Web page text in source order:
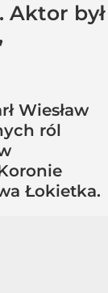
Aktor był
Wiesław
ról
Łokietka.